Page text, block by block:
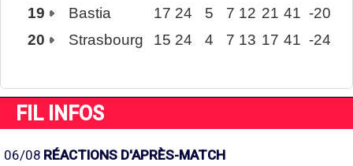
19
Bastia 17 24 5 7 12 21 41 -20
20
Strasbourg 15 24 4 7 13 17 41 -24
FIL INFOS
06/08 RÉACTIONS D'APRÈS-MATCH